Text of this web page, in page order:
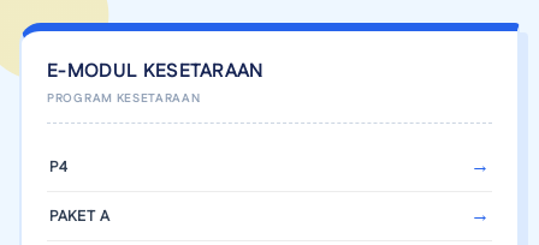
E-MODUL KESETARAAN
P4
PAKET A